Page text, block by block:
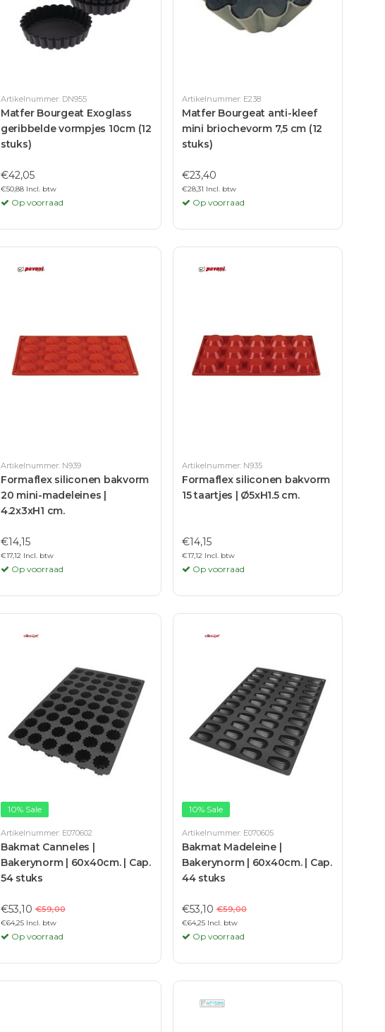
Artikelnummer: DN955
Matfer Bourgeat Exoglass
geribbelde vormpjes 10cm (12
stuks)
€42,05
€50,88 Incl. btw
Op voorraad
Artikelnummer: E238
Matfer Bourgeat anti-kleef
mini briochevorm 7,5 cm (12
stuks)
€23,40
€28,31 Incl. btw
Op voorraad
Artikelnummer: N939
Formaflex siliconen bakvorm
20 mini-madeleines |
4.2x3xH1 cm.
€14,15
€17,12 Incl. btw
Op voorraad
Artikelnummer: N935
Formaflex siliconen bakvorm
15 taartjes | Ø5xH1.5 cm.
€14,15
€17,12 Incl. btw
Op voorraad
10% Sale
Artikelnummer: E070602
Bakmat Canneles |
Bakerynorm | 60x40cm. | Cap.
54 stuks
€53,10 €59,00
€64,25 Incl. btw
Op voorraad
10% Sale
Artikelnummer: E070605
Bakmat Madeleine |
Bakerynorm | 60x40cm. | Cap.
44 stuks
€53,10 €59,00
€64,25 Incl. btw
Op voorraad